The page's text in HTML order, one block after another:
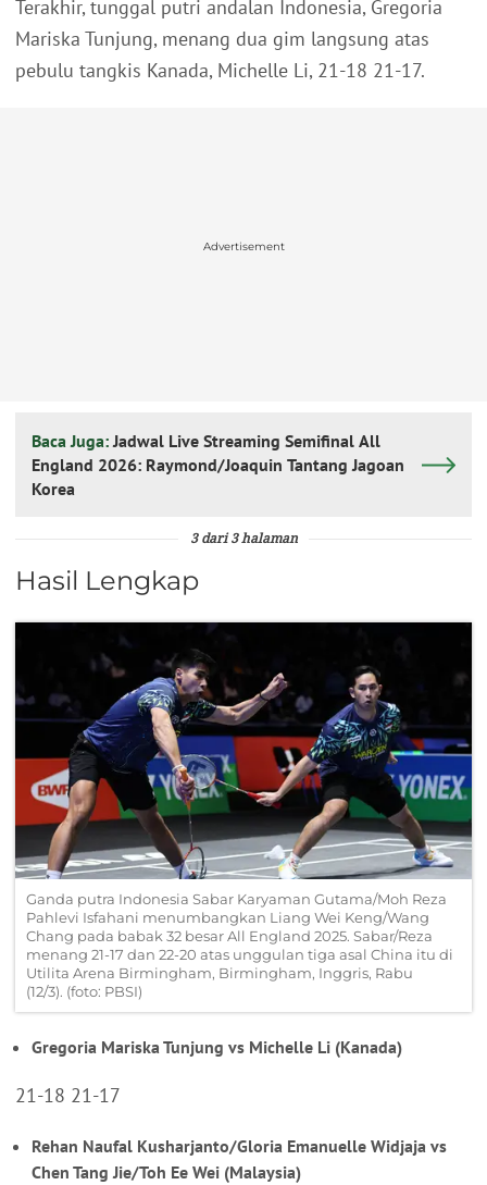
Terakhir, tunggal putri andalan Indonesia, Gregoria
Mariska Tunjung, menang dua gim langsung atas
pebulu tangkis Kanada, Michelle Li, 21-18 21-17.
Advertisement
Baca Juga:Jadwal Live Streaming Semifinal All
England 2026: Raymond/Joaquin Tantang Jagoan
Korea
3 dari 3 halaman
Hasil Lengkap
Ganda putra Indonesia Sabar Karyaman Gutama/Moh Reza
Pahlevi Isfahani menumbangkan Liang Wei Keng/Wang
Chang pada babak 32 besar All England 2025. Sabar/Reza
menang 21-17 dan 22-20 atas unggulan tiga asal China itu di
Utilita Arena Birmingham, Birmingham, Inggris, Rabu
(12/3). (foto: PBSI)
Gregoria Mariska Tunjung vs Michelle Li (Kanada)
21-18 21-17
Rehan Naufal Kusharjanto/Gloria Emanuelle Widjaja vs
Chen Tang Jie/Toh Ee Wei (Malaysia)